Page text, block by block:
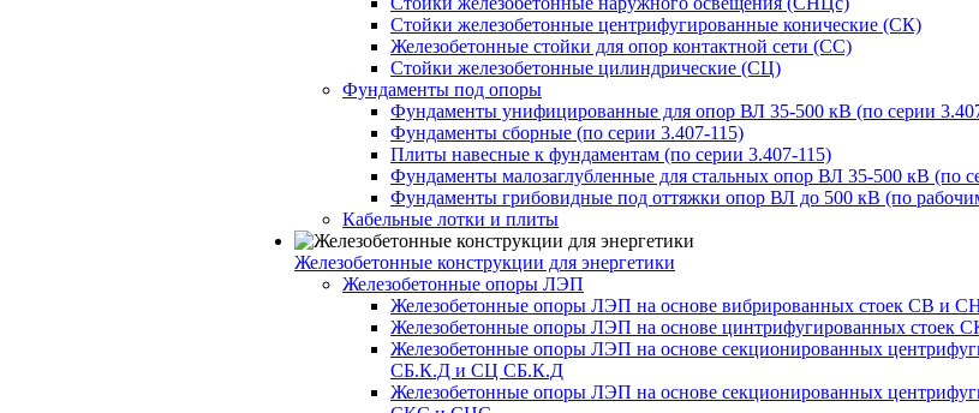
Стойки железобетонные центрифугированные конические (СК)
Железобетонные стойки для опор контактной сети (СС)
Стойки железобетонные цилиндрические (СЦ)
Фундаменты под опоры
Фундаменты унифицированные для опор ВЛ 35-500 кВ (по серии
Фундаменты сборные (по серии 3.407-115)
Плиты навесные к фундаментам (по серии 3.407-115)
Фундаменты малозаглубленные для стальных опор ВЛ 35-500 кВ (по
Фундаменты грибовидные под оттяжки опор ВЛ до 500 кВ (по
Кабельные лотки и плиты
Железобетонные конструкции для энергетики
Железобетонные опоры ЛЭП
Железобетонные опоры ЛЭП на основе вибрированных стоек СВ и
Железобетонные опоры ЛЭП на основе цинтрифугированных стоек
Железобетонные опоры ЛЭП на основе секционированных
СБ.К.Д и СЦ СБ.К.Д
Железобетонные опоры ЛЭП на основе секционированных